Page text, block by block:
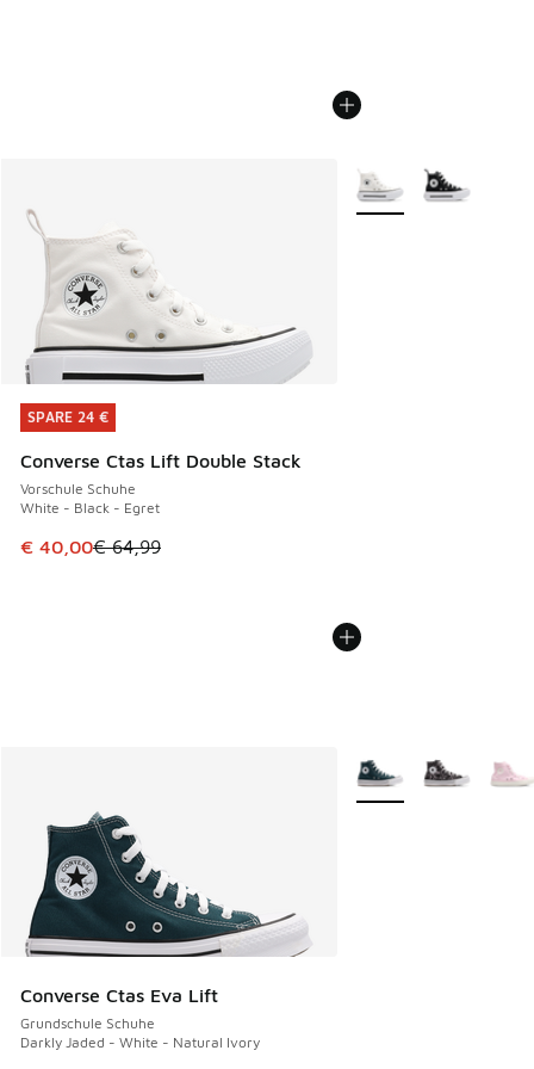
SPARE 24 €
Converse Ctas Lift Double Stack
Vorschule Schuhe
White - Black - Egret
Dieser Artikel ist im Sale. Der Preis ist von € 64,99 auf €
€ 40,00€ 64,99
SPARE 24 €
Weitere Farben
Converse Ctas Eva Lift
Grundschule Schuhe
Darkly Jaded - White - Natural Ivory
Weitere Farben